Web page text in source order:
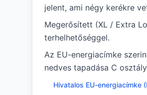
jelent, ami négy kerékre
Megerősített (XL / Extra
terhelhetőséggel.
Az EU-energiacímke
nedves tapadása C
Hivatalos EU-energiacímke